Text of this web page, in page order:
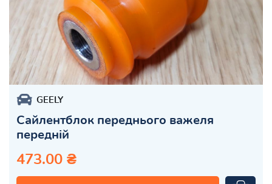
GEELY
Сайлентблок переднього важеля
передній
473.00 ₴